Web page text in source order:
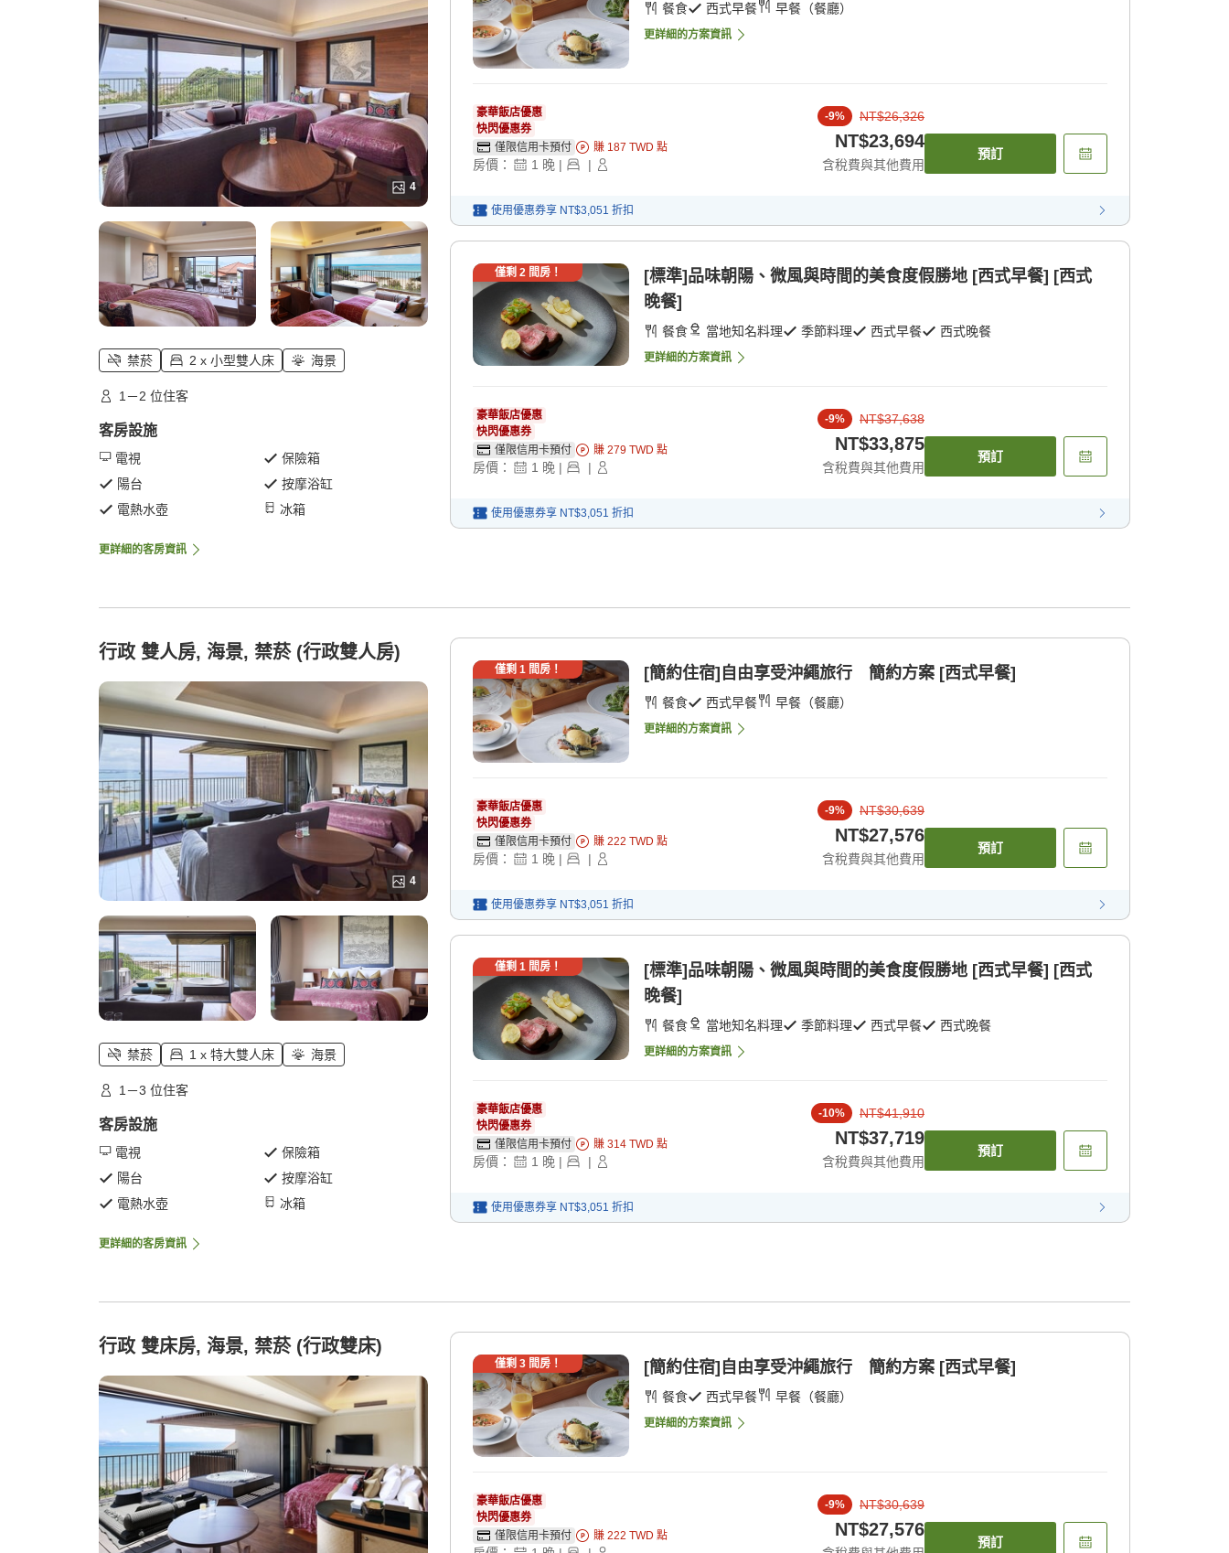
4
禁菸 2 x 小型雙人床 海景
1－2 位住客
客房設施
電視
保險箱
陽台
按摩浴缸
電熱水壺
冰箱
更詳細的客房資訊
餐食 西式早餐 早餐（餐廳）
更詳細的方案資訊
豪華飯店優惠
快閃優惠券
僅限信用卡預付
賺 187 TWD 點
房價： 1 晚 | |
-9% NT$26,326
NT$23,694
含稅費與其他費用
預訂
使用優惠券享 NT$3,051 折扣
僅剩 2間房！
[標準]品味朝陽、微風與時間的美食度假勝地 [西式早餐] [西式
晚餐]
餐食 當地知名料理 季節料理 西式早餐 西式晚餐
更詳細的方案資訊
豪華飯店優惠
快閃優惠券
僅限信用卡預付
賺 279 TWD 點
房價： 1 晚 | |
-9% NT$37,638
NT$33,875
含稅費與其他費用
預訂
使用優惠券享 NT$3,051 折扣
行政 雙人房, 海景, 禁菸 (行政雙人房)
4
禁菸 1 x 特大雙人床 海景
1－3 位住客
客房設施
電視
保險箱
陽台
按摩浴缸
電熱水壺
冰箱
更詳細的客房資訊
僅剩 1間房！ [簡約住宿]自由享受沖繩旅行 簡約方案 [西式早餐]
餐食 西式早餐 早餐（餐廳）
更詳細的方案資訊
豪華飯店優惠
快閃優惠券
僅限信用卡預付
賺 222 TWD 點
房價： 1 晚 | |
-9% NT$30,639
NT$27,576
含稅費與其他費用
預訂
使用優惠券享 NT$3,051 折扣
僅剩 1間房！
[標準]品味朝陽、微風與時間的美食度假勝地 [西式早餐] [西式
晚餐]
餐食 當地知名料理 季節料理 西式早餐 西式晚餐
更詳細的方案資訊
豪華飯店優惠
快閃優惠券
僅限信用卡預付
賺 314 TWD 點
房價： 1 晚 | |
-10% NT$41,910
NT$37,719
含稅費與其他費用
預訂
使用優惠券享 NT$3,051 折扣
行政 雙床房, 海景, 禁菸 (行政雙床)
僅剩 3間房！ [簡約住宿]自由享受沖繩旅行 簡約方案 [西式早餐]
餐食 西式早餐 早餐（餐廳）
更詳細的方案資訊
豪華飯店優惠
快閃優惠券
僅限信用卡預付
賺 222 TWD 點
-9% NT$30,639
NT$27,576
預訂